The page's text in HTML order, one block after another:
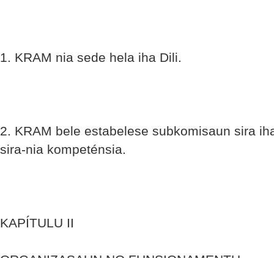
1. KRAM nia sede hela iha Dili.
2. KRAM bele estabelese subkomisaun sira
sira-nia kompeténsia.
KAPÍTULU II